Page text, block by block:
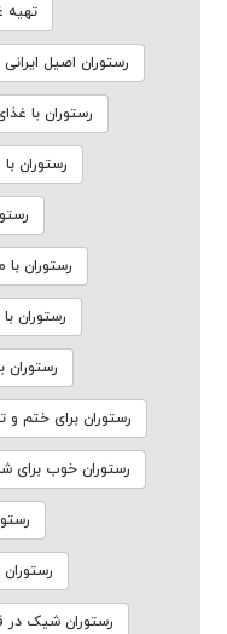
تهیه
رستوران اصیل
رستوران با
رستوران
رستوران
رستوران
رستوران
رستوران برای ختم و
رستوران خوب برای
رستوران شیک در